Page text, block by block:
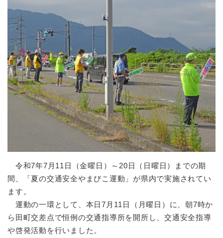
令和7年7月11日（金曜日）～20日（日曜日）までの期
間、「夏の交通安全やまびこ運動」が県内で実施されてい
ます。
運動の一環として、本日7月11日（月曜日）に、朝7時か
ら田町交差点で恒例の交通指導所を開所し、交通安全指導
や啓発活動を行いました。